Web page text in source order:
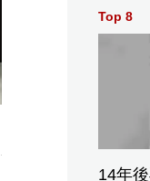
Top 8
14年